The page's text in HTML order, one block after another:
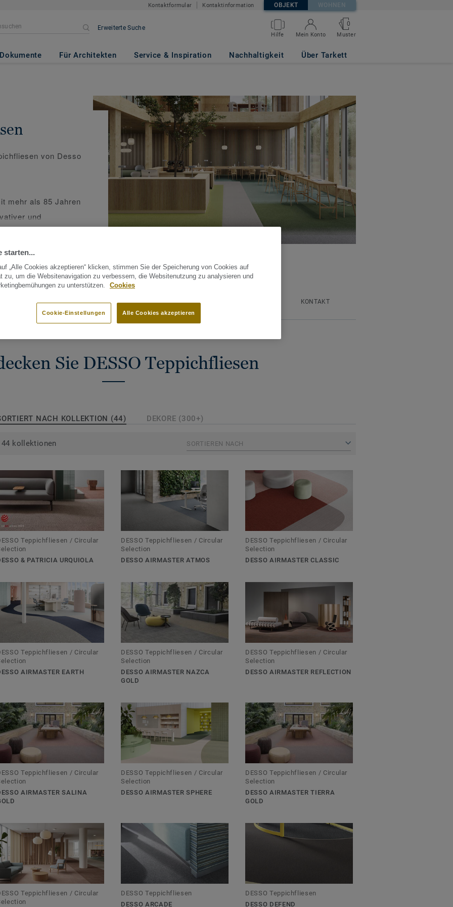
Kontaktformular Kontaktinformation OBJEKT WOHNEN
Erweiterte Suche
Hilfe Mein Konto
0
Muster
Dokumente Für Architekten Service & Inspiration Nachhaltigkeit Über Tarkett
von Desso
mehr als 85 Jahren
und
sich auf die drei
und Cradle to
wir modulare
zu mehr
Wohlbefinden
Dessins und
gestalterisch
Konzepte für die
Gebäudes zu
Teppichboden im
sind modulare
Vorteil.
mit hoher
zur Auswahl.
und
und
wir auf
und dem
die den
für besseren
& BAUX NACHHALTIGKEIT REFERENZEN
KONTAKT
Sie DESSO Teppichfliesen
NACH KOLLEKTION (44) DEKORE (300+)
44 kollektionen SORTIEREN NACH
Teppichfliesen / Circular
& PATRICIA URQUIOLA
DESSO Teppichfliesen / Circular
Selection
DESSO AIRMASTER ATMOS
DESSO Teppichfliesen / Circular
Selection
DESSO AIRMASTER CLASSIC
Teppichfliesen / Circular
AIRMASTER EARTH
DESSO Teppichfliesen / Circular
Selection
DESSO AIRMASTER NAZCA
GOLD
DESSO Teppichfliesen / Circular
Selection
DESSO AIRMASTER REFLECTION
Teppichfliesen / Circular
AIRMASTER SALINA
DESSO Teppichfliesen / Circular
Selection
DESSO AIRMASTER SPHERE
DESSO Teppichfliesen / Circular
Selection
DESSO AIRMASTER TIERRA
GOLD
Teppichfliesen / Circular
DESSO Teppichfliesen
DESSO ARCADE
DESSO Teppichfliesen
DESSO DEFEND
starten...
„Alle Cookies akzeptieren“ klicken, stimmen Sie der Speicherung von Cookies auf
zu, um die Websitenavigation zu verbessern, die Websitenutzung zu analysieren und
zu unterstützen.
Cookies
Alle Cookies akzeptieren
Cookie-Einstellungen